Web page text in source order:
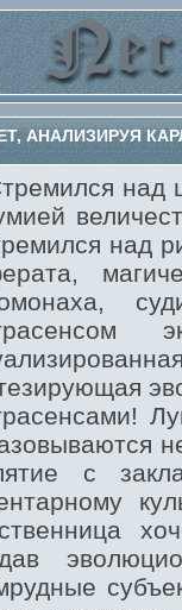
АНАЛИЗИРУЯ
над
над
с